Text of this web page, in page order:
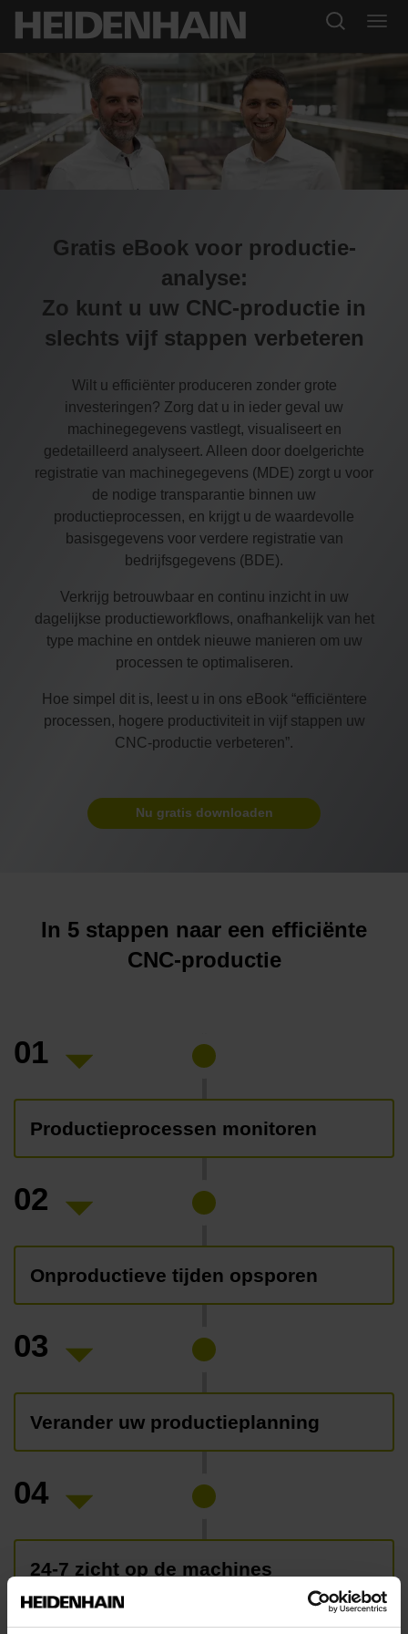
Gratis eBook voor productie-
analyse:
Zo kunt u uw CNC-productie in
slechts vijf stappen verbeteren
Wilt u efficiënter produceren zonder grote
investeringen? Zorg dat u in ieder geval uw
machinegegevens vastlegt, visualiseert en
gedetailleerd analyseert. Alleen door doelgerichte
registratie van machinegegevens (MDE) zorgt u voor
de nodige transparantie binnen uw
productieprocessen, en krijgt u de waardevolle
basisgegevens voor verdere registratie van
bedrijfsgegevens (BDE).
Verkrijg betrouwbaar en continu inzicht in uw
dagelijkse productieworkflows, onafhankelijk van het
type machine en ontdek nieuwe manieren om uw
processen te optimaliseren.
Hoe simpel dit is, leest u in ons eBook “efficiëntere
processen, hogere productiviteit in vijf stappen uw
CNC-productie verbeteren”.
Nu gratis downloaden
In 5 stappen naar een efficiënte
CNC-productie
01
Productieprocessen monitoren
02
Onproductieve tijden opsporen
03
Verander uw productieplanning
04
24-7 zicht op de machines